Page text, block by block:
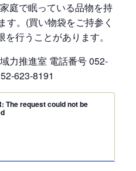
庭で眠っている品物を持
す。(買い物袋をご持参く
行うことがあります。
力推進室 電話番号 052-
623-8191
The request could not be